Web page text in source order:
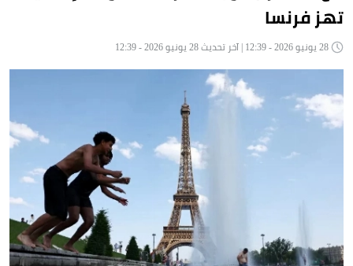
تهز فرنسا